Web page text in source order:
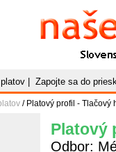
Naše
Slovenský
Zapojte sa do
/ Platový profil - Tlačový
Platový
Odbor: